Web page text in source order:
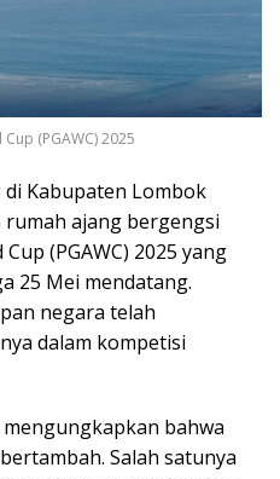
(PGAWC) 2025
Kabupaten Lombok
ajang bergengsi
(PGAWC) 2025 yang
25 Mei mendatang.
negara telah
dalam kompetisi
mengungkapkan bahwa
Salah satunya